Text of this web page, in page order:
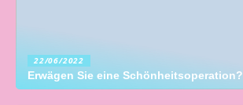
22/06/2022
Erwägen Sie eine Schönheitsoperation?